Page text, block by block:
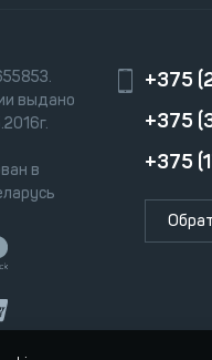
выдано
в
+375
+375
+375